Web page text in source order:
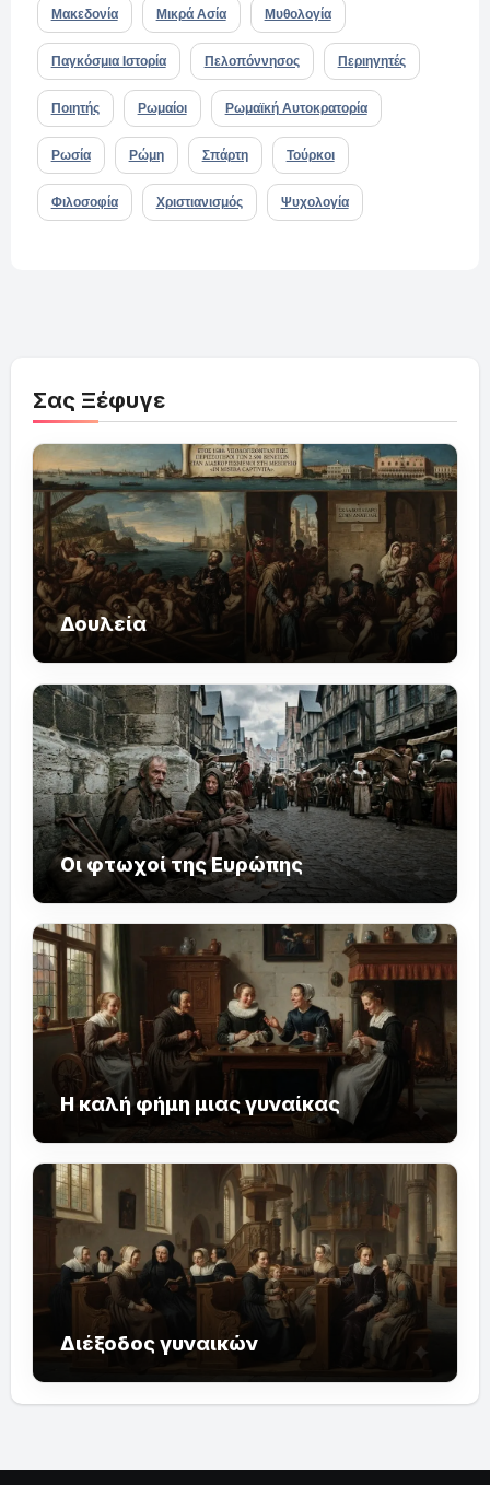
Μακεδονία Μικρά Ασία Μυθολογία
Παγκόσμια Ιστορία Πελοπόννησος Περιηγητές
Ποιητής Ρωμαίοι Ρωμαϊκή Αυτοκρατορία
Ρωσία Ρώμη Σπάρτη Τούρκοι
Φιλοσοφία Χριστιανισμός Ψυχολογία
Σας Ξέφυγε
Δουλεία
Οι φτωχοί της Ευρώπης
Η καλή φήμη μιας γυναίκας
Διέξοδος γυναικών